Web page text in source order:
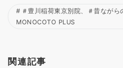
＃豊川稲荷東京別院、＃昔ながら
MONOCOTO PLUS
関連記事